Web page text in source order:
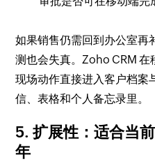
如果销售仍需回到办公室再
测也会失真。Zoho CRM 在
现场动作直接进入客户档案
信、表格和个人备忘录里。
5. 扩展性：适合当
年